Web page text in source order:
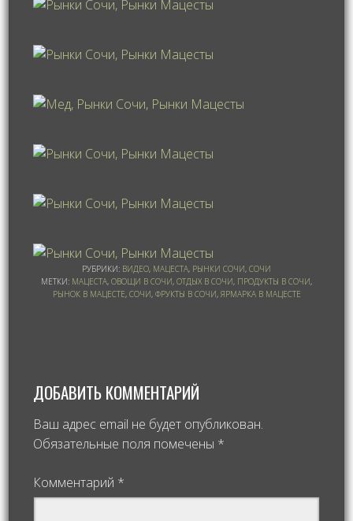
РУБРИКИ: ВИДЕО, МАЦЕСТА, РЫНКИ СОЧИ, СОЧИ
МЕТКИ: МАЦЕСТА, ОВОЩИ В СОЧИ, ОТДЫХ В СОЧИ, ПРОДУКТЫ В СОЧИ,
РЫНОК В МАЦЕСТЕ, СОЧИ, ФРУКТЫ В СОЧИ, ЯРМАРКА В МАЦЕСТЕ
ДОБАВИТЬ КОММЕНТАРИЙ
Ваш адрес email не будет опубликован.
Обязательные поля помечены *
Комментарий *